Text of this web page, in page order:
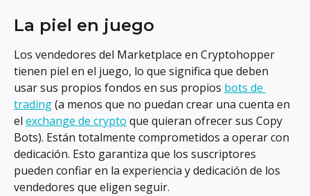
La piel en juego
Los vendedores del Marketplace en Cryptohopper
tienen piel en el juego, lo que significa que deben
usar sus propios fondos en sus propios bots de
trading (a menos que no puedan crear una cuenta en
el exchange de crypto que quieran ofrecer sus Copy
Bots). Están totalmente comprometidos a operar con
dedicación. Esto garantiza que los suscriptores
pueden confiar en la experiencia y dedicación de los
vendedores que eligen seguir.